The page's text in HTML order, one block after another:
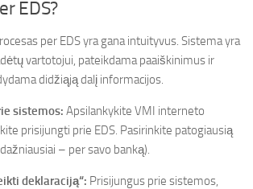
EDS?
per EDS yra gana intuityvus. Sistema yra
vartotojui, pateikdama paaiškinimus ir
didžiąją dalį informacijos.
sistemos: Apsilankykite VMI interneto
prisijungti prie EDS. Pasirinkite patogiausią
– per savo banką).
deklaraciją“: Prisijungus prie sistemos,